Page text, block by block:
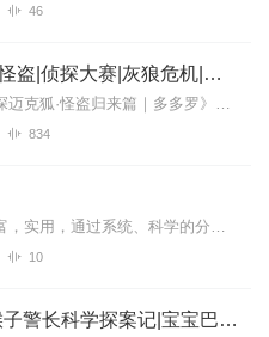
46
神探迈克狐· 千面怪盗|侦探大赛|灰狼危机|多多罗
新专辑点击收听《神探迈克狐·怪盗归来篇｜多多罗》！！！>>>点击进入主播橱窗购买《神探迈克狐》系列图书吧!<<<多多罗故事【点击前往】收听多多罗其他好玩有趣的故...
834
作文启蒙，权威，丰富，实用，通过系统、科学的分类和编排，为学生提供最新鲜，最优秀，最丰富的作文范例，让他们什么都能写，写什么都精彩
10
破坏者联盟篇2·猴子警长科学探案记|宝宝巴士故事